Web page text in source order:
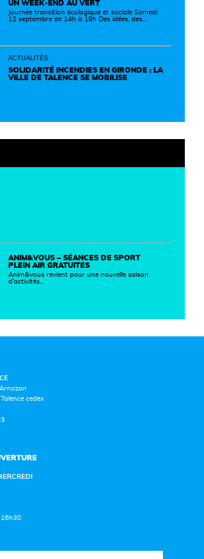
UN WEEK-END AU VERT
Journée transition écologique et sociale Samedi
12 septembre de 14h à 19h Des idées, des
un territoire plus durable et solidaire.
ACTUALITÉS
SOLIDARITÉ INCENDIES EN GIRONDE : LA
VILLE DE TALENCE SE MOBILISE
ANIM&VOUS – SÉANCES DE SPORT
PLEIN AIR GRATUITES
Anim&vous revient pour une nouvelle saison
d’activités…
cedex